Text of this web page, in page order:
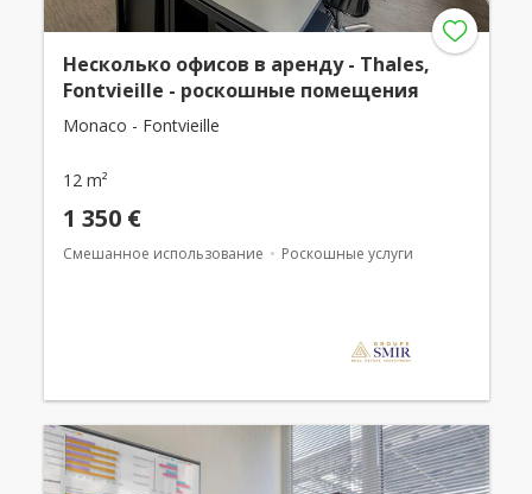
Несколько офисов в аренду - Thales,
Fontvieille - роскошные помещения
Monaco - Fontvieille
12 m²
1 350 €
Смешанное использование Роскошные услуги